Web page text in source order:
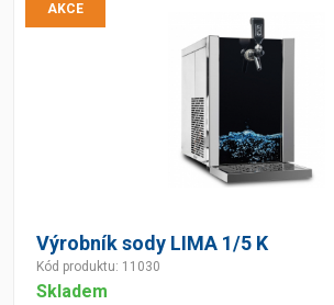
AKCE
Výrobník sody LIMA 1/5 K
Kód produktu: 11030
Skladem